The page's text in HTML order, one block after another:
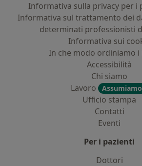
Informativa sulla privacy per i
Informativa sul trattamento dei
determinati professionisti
Informativa sui
In che modo ordiniamo
Accessibilità
Chi siamo
Lavoro
Ufficio stampa
Contatti
Eventi
Per i pazienti
Dottori